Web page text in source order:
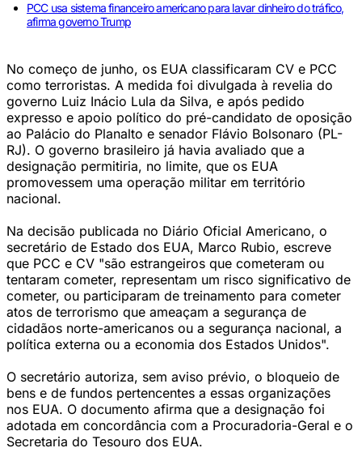
PCC usa sistema financeiro americano para lavar dinheiro do tráfico,
afirma governo Trump
No começo de junho, os EUA classificaram CV e PCC
como terroristas. A medida foi divulgada à revelia do
governo Luiz Inácio Lula da Silva, e após pedido
expresso e apoio político do pré-candidato de oposição
ao Palácio do Planalto e senador Flávio Bolsonaro (PL-
RJ). O governo brasileiro já havia avaliado que a
designação permitiria, no limite, que os EUA
promovessem uma operação militar em território
nacional.
Na decisão publicada no Diário Oficial Americano, o
secretário de Estado dos EUA, Marco Rubio, escreve
que PCC e CV "são estrangeiros que cometeram ou
tentaram cometer, representam um risco significativo de
cometer, ou participaram de treinamento para cometer
atos de terrorismo que ameaçam a segurança de
cidadãos norte-americanos ou a segurança nacional, a
política externa ou a economia dos Estados Unidos".
O secretário autoriza, sem aviso prévio, o bloqueio de
bens e de fundos pertencentes a essas organizações
nos EUA. O documento afirma que a designação foi
adotada em concordância com a Procuradoria-Geral e o
Secretaria do Tesouro dos EUA.